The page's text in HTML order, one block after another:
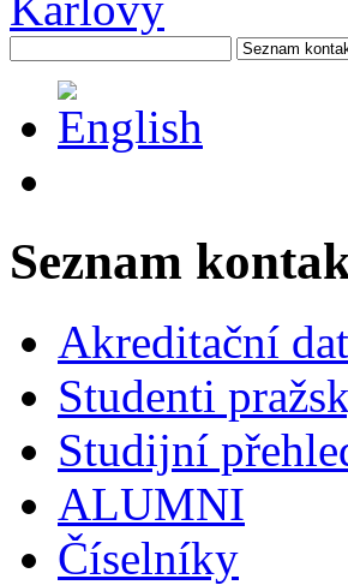
Seznam
Akreditační
Studenti
Studijní
ALUMNI
Číselníky